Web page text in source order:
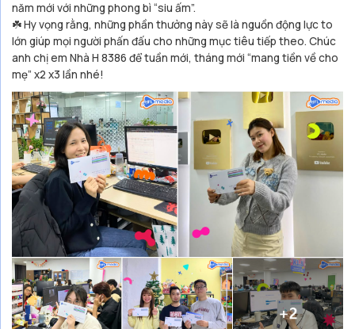
năm mới với những phong bì “siu ấm”.
☘️ Hy vọng rằng, những phần thưởng này sẽ là nguồn động lực to
lớn giúp mọi người phấn đấu cho những mục tiêu tiếp theo. Chúc
anh chị em Nhà H 8386 để tuần mới, tháng mới “mang tiền về cho
mẹ” x2 x3 lần nhé!